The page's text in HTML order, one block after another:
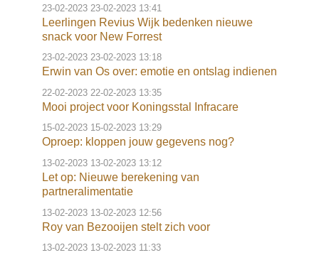
23-02-202323-02-2023 13:41
Leerlingen Revius Wijk bedenken nieuwe
snack voor New Forrest
23-02-202323-02-2023 13:18
Erwin van Os over: emotie en ontslag indienen
22-02-202322-02-2023 13:35
Mooi project voor Koningsstal Infracare
15-02-202315-02-2023 13:29
Oproep: kloppen jouw gegevens nog?
13-02-202313-02-2023 13:12
Let op: Nieuwe berekening van
partneralimentatie
13-02-202313-02-2023 12:56
Roy van Bezooijen stelt zich voor
13-02-202313-02-2023 11:33